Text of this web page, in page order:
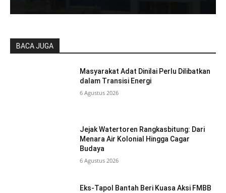
BACA JUGA
Masyarakat Adat Dinilai Perlu Dilibatkan
dalam Transisi Energi
6 Agustus 2026
Jejak Watertoren Rangkasbitung: Dari
Menara Air Kolonial Hingga Cagar
Budaya
6 Agustus 2026
Eks-Tapol Bantah Beri Kuasa Aksi FMBB